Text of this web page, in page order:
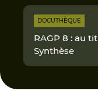
DOCUTHÈQUE
RAGP 8 : au
Synthèse